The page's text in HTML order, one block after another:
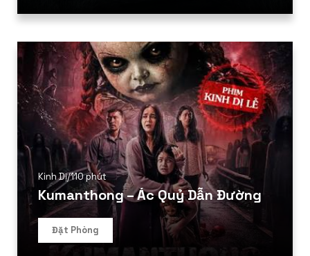
Kinh Dị/110 phút
Kumanthong – Ác Quỷ Dẫn Đường
Đặt Phòng